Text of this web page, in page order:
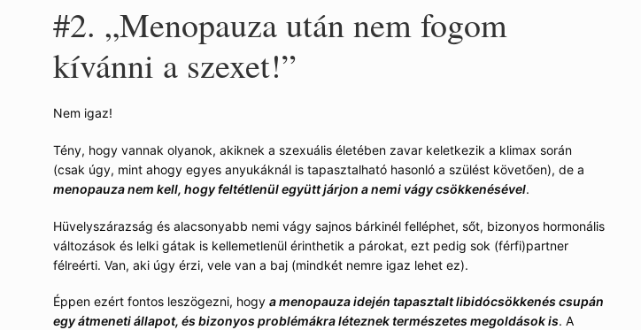
#2. „Menopauza után nem fogom
kívánni a szexet!”
Nem igaz!
Tény, hogy vannak olyanok, akiknek a szexuális életében zavar keletkezik a klimax során
(csak úgy, mint ahogy egyes anyukáknál is tapasztalható hasonló a szülést követően), de a
menopauza nem kell, hogy feltétlenül együtt járjon a nemi vágy csökkenésével.
Hüvelyszárazság és alacsonyabb nemi vágy sajnos bárkinél felléphet, sőt, bizonyos hormonális
változások és lelki gátak is kellemetlenül érinthetik a párokat, ezt pedig sok (férfi)partner
félreérti. Van, aki úgy érzi, vele van a baj (mindkét nemre igaz lehet ez).
Éppen ezért fontos leszögezni, hogy a menopauza idején tapasztalt libidócsökkenés csupán
egy átmeneti állapot, és bizonyos problémákra léteznek természetes megoldások is. A